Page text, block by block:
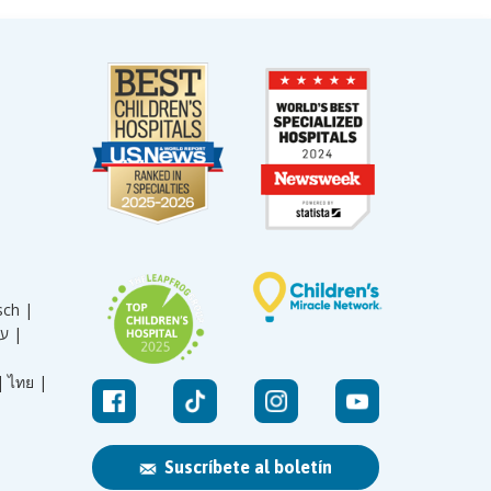
Suscríbete al boletín
|
עברית |
ไทย |